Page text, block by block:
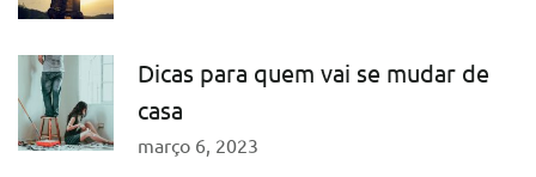
Dicas para quem vai se mudar de
casa
março 6, 2023